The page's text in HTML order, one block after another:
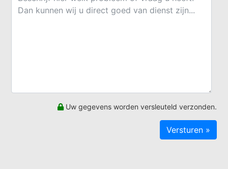
Uw gegevens worden versleuteld verzonden.